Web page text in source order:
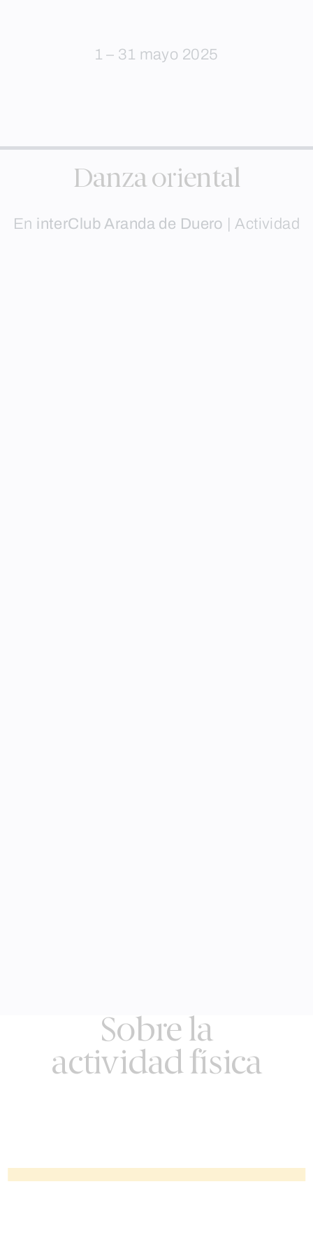
1 – 31 mayo 2025
Danza oriental
En interClub Aranda de Duero |Actividad
Sobre la
actividad física